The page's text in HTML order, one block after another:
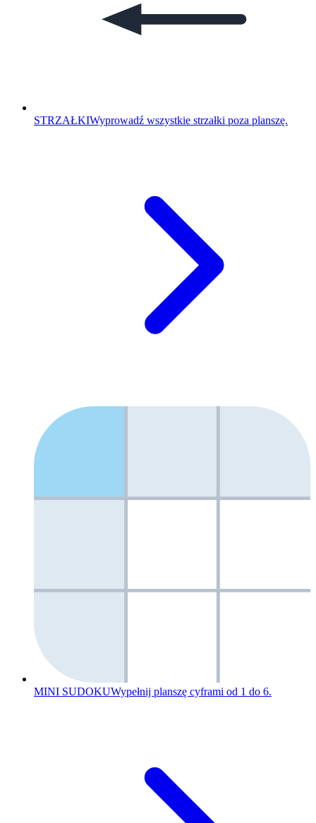
STRZAŁKIWyprowadź wszystkie strzałki poza planszę.
MINI SUDOKUWypełnij planszę cyframi od 1 do 6.